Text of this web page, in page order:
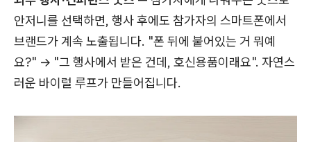
안저니를 선택하면, 행사 후에도 참가자의 스마트폰에서
브랜드가 계속 노출됩니다. "폰 뒤에 붙어있는 거 뭐예
요?" → "그 행사에서 받은 건데, 호신용품이래요". 자연스
러운 바이럴 루프가 만들어집니다.